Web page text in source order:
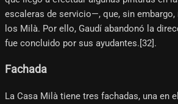
escaleras de servicio—, que, sin embargo,
los Milà. Por ello, Gaudí abandonó la
fue concluido por sus ayudantes.[32]​.
Fachada
La Casa Milà tiene tres fachadas, una en